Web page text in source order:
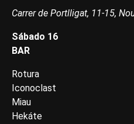
Carrer de Portlligat, 11-15,
Sábado 16
BAR
Rotura
Iconoclast
Miau
Hekáte